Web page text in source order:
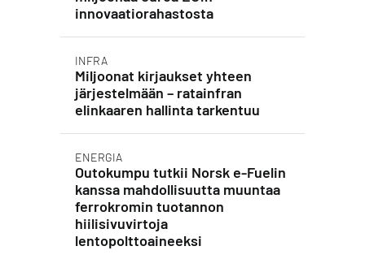
innovaatiorahastosta
INFRA
Miljoonat kirjaukset yhteen
järjestelmään – ratainfran
elinkaaren hallinta tarkentuu
ENERGIA
Outokumpu tutkii Norsk e-Fuelin
kanssa mahdollisuutta muuntaa
ferrokromin tuotannon
hiilisivuvirtoja
lentopolttoaineeksi